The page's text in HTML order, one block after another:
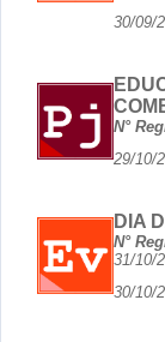
30/
N°
29/
DIA
N°
31/
30/